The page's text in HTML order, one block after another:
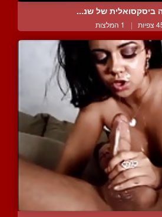
ביסקסואלית של שנ...
| 1 המלצות